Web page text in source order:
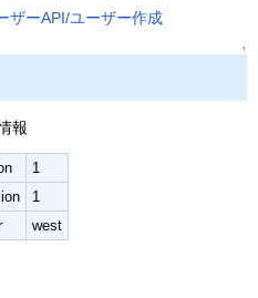
ザーAPI/ユーザー作成
↑
報
1
1
west